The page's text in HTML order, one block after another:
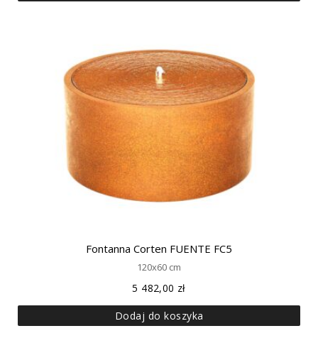
Fontanna Corten FUENTE FC5
120x60 cm
5 482,00 zł
Dodaj do koszyka